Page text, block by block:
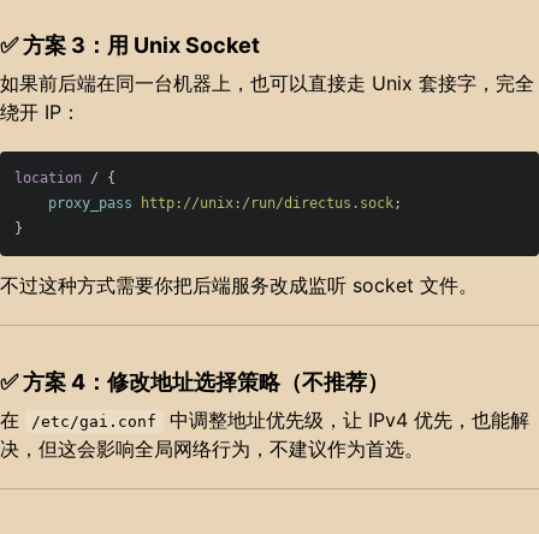
✅ 方案 3：用 Unix Socket
如果前后端在同一台机器上，也可以直接走 Unix 套接字，完全
绕开 IP：
location /
{
proxy_pass
http://unix:/run/directus.sock;
}
不过这种方式需要你把后端服务改成监听 socket 文件。
✅ 方案 4：修改地址选择策略（不推荐）
在 /etc/gai.conf
中调整地址优先级，让 IPv4 优先，也能解
决，但这会影响全局网络行为，不建议作为首选。